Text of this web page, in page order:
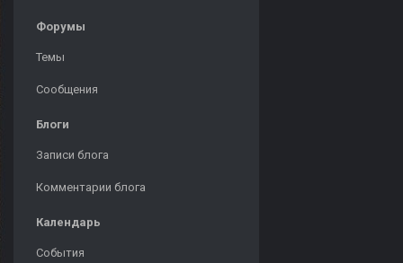
Форумы
Темы
Сообщения
Блоги
Записи блога
Комментарии блога
Календарь
События